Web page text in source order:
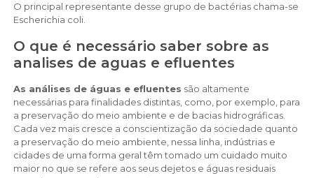
O principal representante desse grupo de bactérias chama-se
Escherichia coli.
O que é necessário saber sobre as
analises de aguas e efluentes
As análises de águas e efluentes são altamente
necessárias para finalidades distintas, como, por exemplo, para
a preservação do meio ambiente e de bacias hidrográficas.
Cada vez mais cresce a conscientização da sociedade quanto
a preservação do meio ambiente, nessa linha, indústrias e
cidades de uma forma geral têm tomado um cuidado muito
maior no que se refere aos seus dejetos e águas residuais